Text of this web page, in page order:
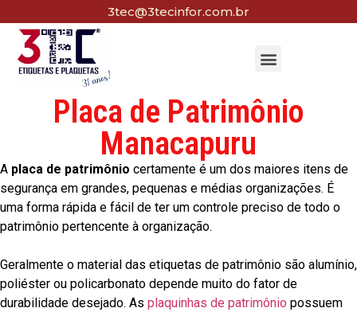
3tec@3tecinfor.com.br
Placa de Patrimônio
Manacapuru
A placa de patrimônio certamente é um dos maiores itens de
segurança em grandes, pequenas e médias organizações. É
uma forma rápida e fácil de ter um controle preciso de todo o
patrimônio pertencente à organização.
Geralmente o material das etiquetas de patrimônio são alumínio,
poliéster ou policarbonato depende muito do fator de
durabilidade desejado. As plaquinhas de patrimônio possuem